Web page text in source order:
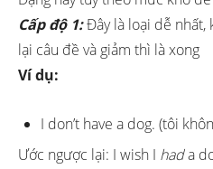
Cấp độ 1:Đây là loại dễ nhất,
lại câu đề và giảm thì là xong
Ví dụ:
I don’t have a dog. (tôi
Ước ngược lại: I wish I hada